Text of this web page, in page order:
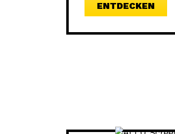
ENTDECKEN